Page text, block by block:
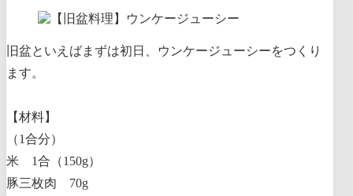
旧盆といえばまずは初日、ウンケージューシーをつくり
ます。
【材料】
（1合分）
米 1合（150g）
豚三枚肉 70g